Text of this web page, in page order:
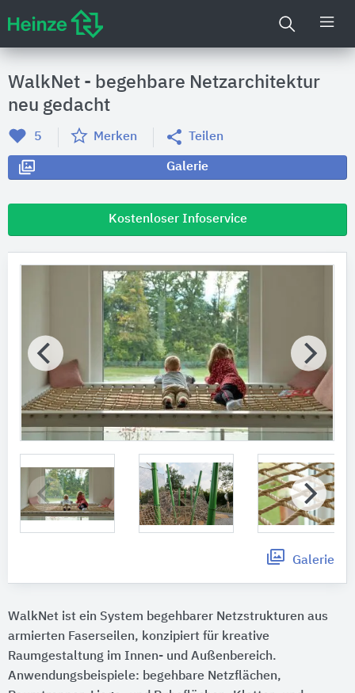
WalkNet - begehbare Netzarchitektur
neu gedacht
5 Merken Teilen
Galerie
Kostenloser Infoservice
Galerie
WalkNet ist ein System begehbarer Netzstrukturen aus
armierten Faserseilen, konzipiert für kreative
Raumgestaltung im Innen- und Außenbereich.
Anwendungsbeispiele: begehbare Netzflächen,